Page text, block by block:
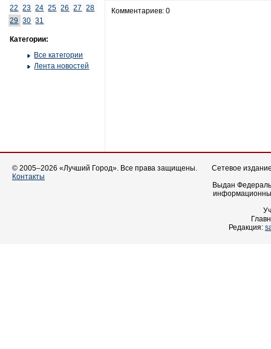
22
23 24 25 26 27
28
29
30 31
Категории:
Все категории
Лента новостей
Комментариев: 0
© 2005–2026 «Лучший Город». Все права защищены.
Контакты
Сетевое
Выдан
Редакция: